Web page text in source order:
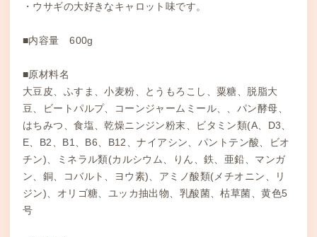
・ウサギの大好きなキャロット味です。
■内容量 600g
■原材料名
大豆皮、ふすま、小麦粉、とうもろこし、粟糖、脱脂大
豆、ビートパルプ、コーンジャームミール、、パン酵母、
はちみつ、食塩、乾燥ニンジン粉末、ビタミン類(A、D3、
E、B2、B1、B6、B12、ナイアシン、パントテン酸、ビオ
チン)、ミネラル類(カルシウム、りん、鉄、亜鉛、マンガ
ン、銅、コバルト、ヨウ素)、アミノ酸類(メチオニン、リ
ジン)、オリゴ糖、ユッカ抽出物、乳酸菌、枯草菌、黄色5
号